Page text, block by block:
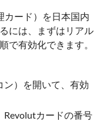
カード）を日本国内
には、まずはリアル
で有効化できます。
ン）を開いて、有効
Revolutカードの番号